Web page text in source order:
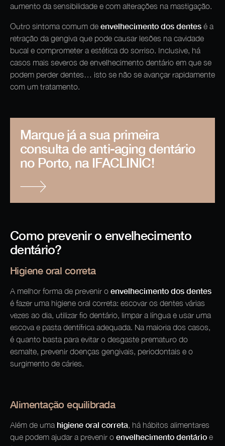
aumento da sensibilidade e com alterações na mastigação.
Outro sintoma comum de envelhecimento dos dentes é a
retração da gengiva que pode causar lesões na cavidade
bucal e comprometer a estética do sorriso. Inclusive, há
casos mais severos de envelhecimento dentário em que se
podem perder dentes… isto se não se avançar rapidamente
com um tratamento.
Marque já a sua primeira
consulta de anti-aging dentário
no Porto, na IFACLINIC!
Como prevenir o envelhecimento
dentário?
Higiene oral correta
A melhor forma de prevenir o envelhecimento dos dentes
é fazer uma higiene oral correta: escovar os dentes várias
vezes ao dia, utilizar fio dentário, limpar a língua e usar uma
escova e pasta dentífrica adequada. Na maioria dos casos,
é quanto basta para evitar o desgaste prematuro do
esmalte, prevenir doenças gengivais, periodontais e o
surgimento de cáries.
Alimentação equilibrada
Além de uma higiene oral correta, há hábitos alimentares
que podem ajudar a prevenir o envelhecimento dentário e